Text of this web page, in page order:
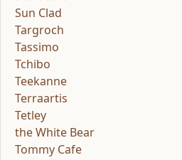
Sun Clad
Targroch
Tassimo
Tchibo
Teekanne
Terraartis
Tetley
the White Bear
Tommy Cafe